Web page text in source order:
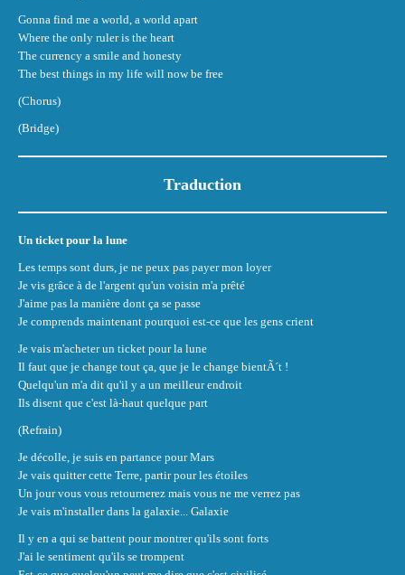
Gonna find me a world, a world apart
Where the only ruler is the heart
The currency a smile and honesty
The best things in my life will now be free
(Chorus)
(Bridge)
Traduction
Un ticket pour la lune
Les temps sont durs, je ne peux pas payer mon loyer
Je vis grâce à de l'argent qu'un voisin m'a prêté
J'aime pas la manière dont ça se passe
Je comprends maintenant pourquoi est-ce que les gens crient
Je vais m'acheter un ticket pour la lune
Il faut que je change tout ça, que je le change bientÃ´t !
Quelqu'un m'a dit qu'il y a un meilleur endroit
Ils disent que c'est là-haut quelque part
(Refrain)
Je décolle, je suis en partance pour Mars
Je vais quitter cette Terre, partir pour les étoiles
Un jour vous vous retournerez mais vous ne me verrez pas
Je vais m'installer dans la galaxie... Galaxie
Il y en a qui se battent pour montrer qu'ils sont forts
J'ai le sentiment qu'ils se trompent